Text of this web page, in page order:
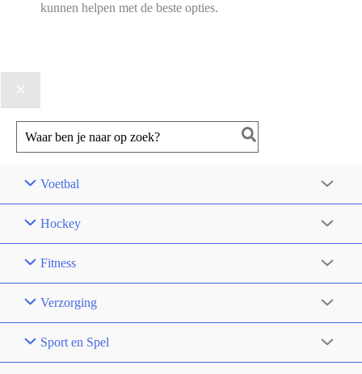
kunnen helpen met de beste opties.
Zoeken
naar:
Voetbal
Hockey
Fitness
Verzorging
Sport en Spel